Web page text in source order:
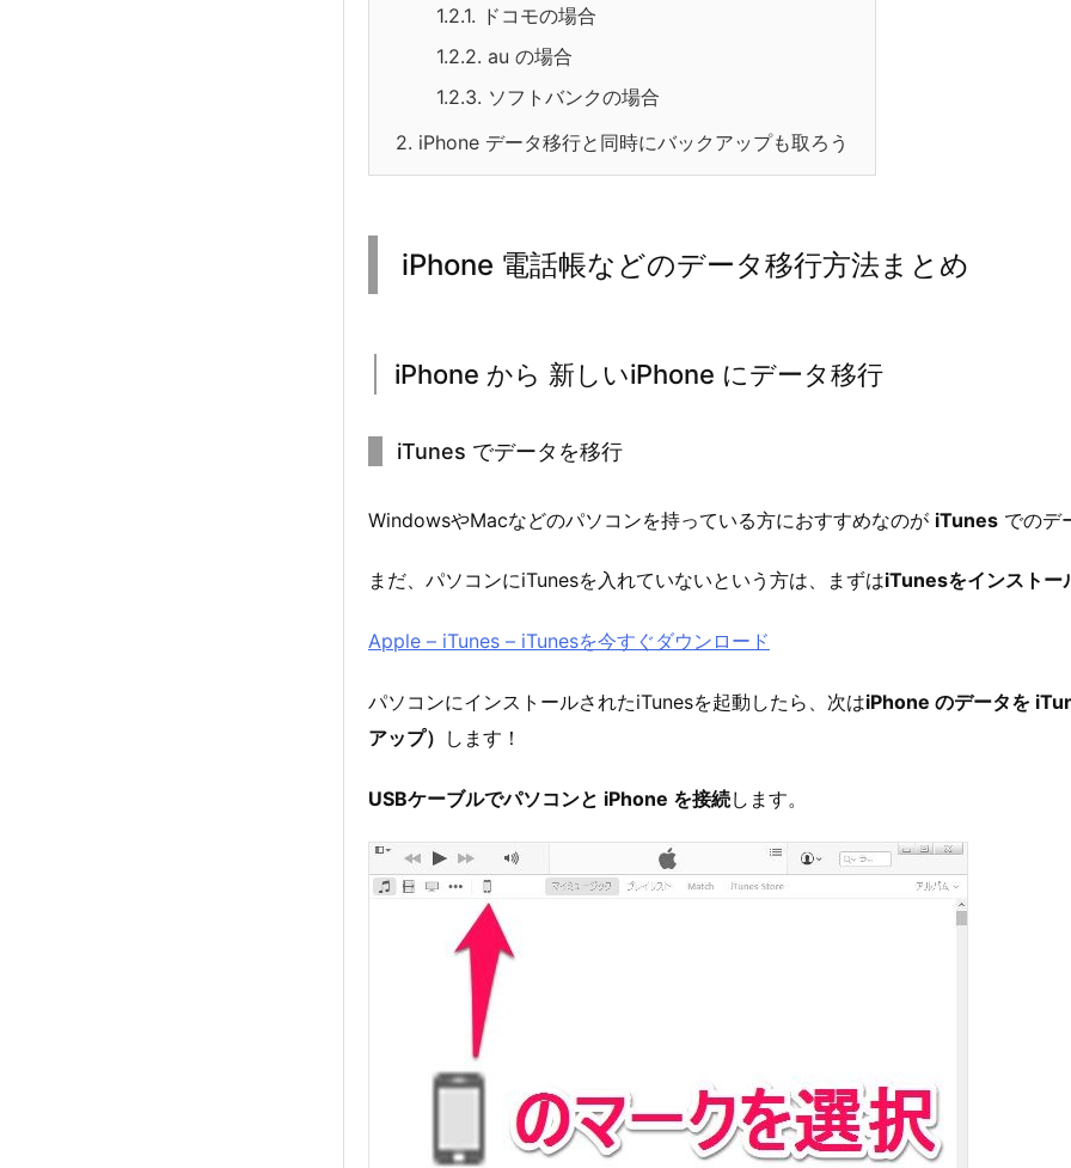
1.2.1. ドコモの場合
1.2.2. au の場合
1.2.3. ソフトバンクの場合
2. iPhone データ移行と同時にバックアップも取ろう
iPhone 電話帳などのデータ移行方法まとめ
iPhone から 新しいiPhone にデータ移行
iTunes でデータを移行
WindowsやMacなどのパソコンを持っている方におすすめなのが iTunes でのデ
まだ、パソコンにiTunesを入れていないという方は、まずはiTunesをインストー
Apple – iTunes – iTunesを今すぐダウンロード
パソコンにインストールされたiTunesを起動したら、次はiPhone のデータを
アップ） します！
USBケーブルでパソコンと iPhone を接続します。